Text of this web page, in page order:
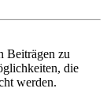
Beiträgen zu
die
werden.